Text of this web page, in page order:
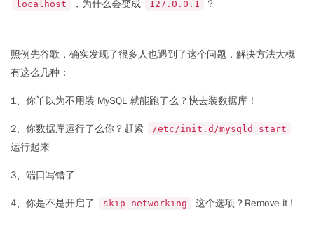
localhost ，为什么会变成 127.0.0.1 ？
照例先谷歌，确实发现了很多人也遇到了这个问题，解决方法大概
有这么几种：
1、你丫以为不用装 MySQL 就能跑了么？快去装数据库！
2、你数据库运行了么你？赶紧 /etc/init.d/mysqld start
运行起来
3、端口写错了
4、你是不是开启了 skip-networking 这个选项？Remove it !